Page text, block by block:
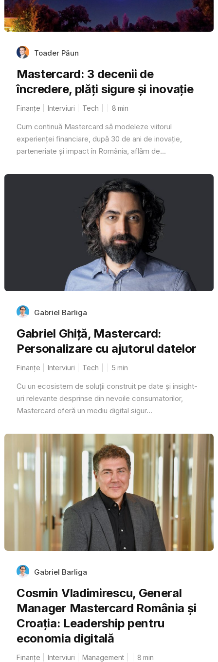
Toader Păun
Mastercard: 3 decenii de
încredere, plăți sigure și inovație
Finanțe Interviuri Tech 8 min
Cum continuă Mastercard să modeleze viitorul
experienței financiare, după 30 de ani de inovație,
parteneriate și impact în România, aflăm de...
Gabriel Barliga
Gabriel Ghiță, Mastercard:
Personalizare cu ajutorul datelor
Finanțe Interviuri Tech 5 min
Cu un ecosistem de soluții construit pe date și insight-
uri relevante desprinse din nevoile consumatorilor,
Mastercard oferă un mediu digital sigur...
Gabriel Barliga
Cosmin Vladimirescu, General
Manager Mastercard România și
Croația: Leadership pentru
economia digitală
Finanțe Interviuri Management 8 min